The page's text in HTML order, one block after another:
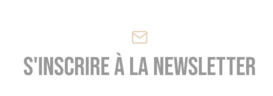
S'inscrire à la newsletter